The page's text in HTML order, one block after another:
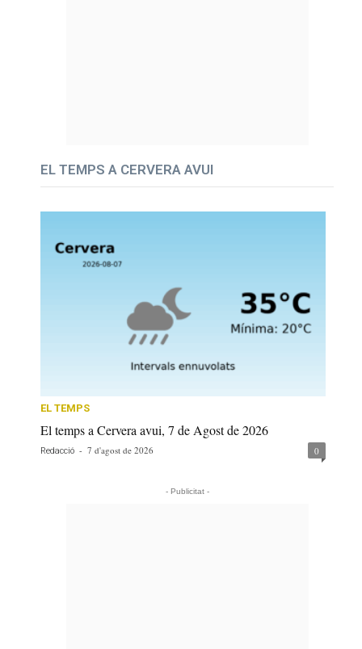
EL TEMPS A CERVERA AVUI
EL TEMPS
El temps a Cervera avui, 7 de Agost de 2026
Redacció - 7 d'agost de 2026 0
- Publicitat -